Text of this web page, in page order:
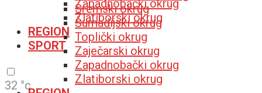
Zapadnobački okrug
Zlatiborski okrug
REGION
SPORT
32 °c
Sremski okrug
Šumadijski okrug
Toplički okrug
Zaječarski okrug
Zapadnobački okrug
Zlatiborski okrug